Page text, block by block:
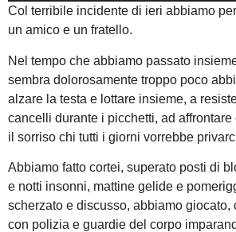
Col terribile incidente di ieri abbiamo
un amico e un fratello.
Nel tempo che abbiamo passato
sembra dolorosamente troppo poco
alzare la testa e lottare insieme, a
cancelli durante i picchetti, ad
il sorriso chi tutti i giorni vorrebbe
Abbiamo fatto cortei, superato posti di
e notti insonni, mattine gelide e
scherzato e discusso, abbiamo giocato,
con polizia e guardie del corpo